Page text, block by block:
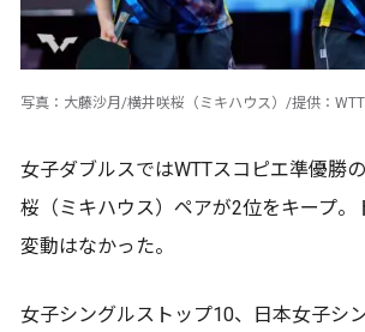
写真：大藤沙月/横井咲桜（ミキハウス）/提供：WTT
女子ダブルスではWTTスコピエ準優勝
桜（ミキハウス）ペアが2位をキープ。
変動はなかった。
女子シングルストップ10、日本女子シ